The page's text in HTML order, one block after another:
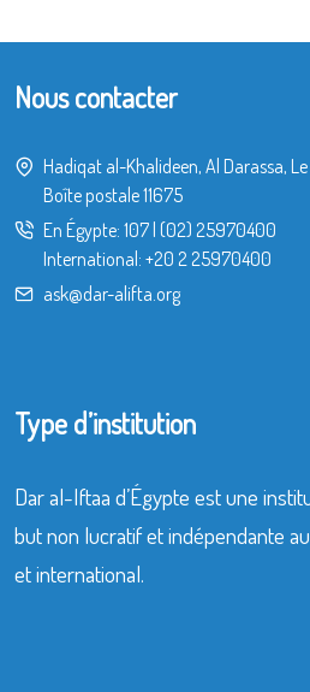
Nous contacter
Hadiqat al-Khalideen, Al Darassa,
Boîte postale 11675
En Égypte: 107| (02) 25970400
International: +20 2 25970400
ask@dar-alifta.org
Type d’institution
Dar al-Iftaa d’Égypte est une
but non lucratif et indépendante
et international.